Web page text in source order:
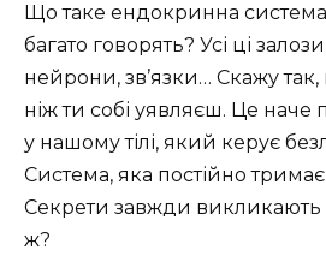
Що таке ендокринна система
багато говорять? Усі ці
нейрони, зв’язки… Скажу
ніж ти собі уявляєш. Це наче
у нашому тілі, який керує
Система, яка постійно
Секрети завжди викликають
ж?